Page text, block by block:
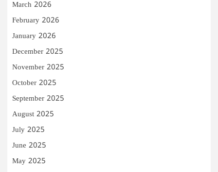
March 2026
February 2026
January 2026
December 2025
November 2025
October 2025
September 2025
August 2025
July 2025
June 2025
May 2025